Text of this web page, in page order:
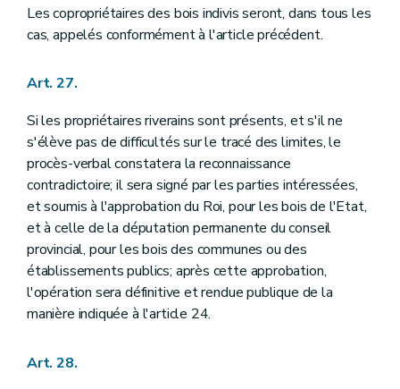
Les copropriétaires des bois indivis seront, dans tous les
cas, appelés conformément à l'article précédent.
Art. 27.
Si les propriétaires riverains sont présents, et s'il ne
s'élève pas de difficultés sur le tracé des limites, le
procès-verbal constatera la reconnaissance
contradictoire; il sera signé par les parties intéressées,
et soumis à l'approbation du Roi, pour les bois de l'Etat,
et à celle de la députation permanente du conseil
provincial, pour les bois des communes ou des
établissements publics; après cette approbation,
l'opération sera définitive et rendue publique de la
manière indiquée à l'article 24.
Art. 28.